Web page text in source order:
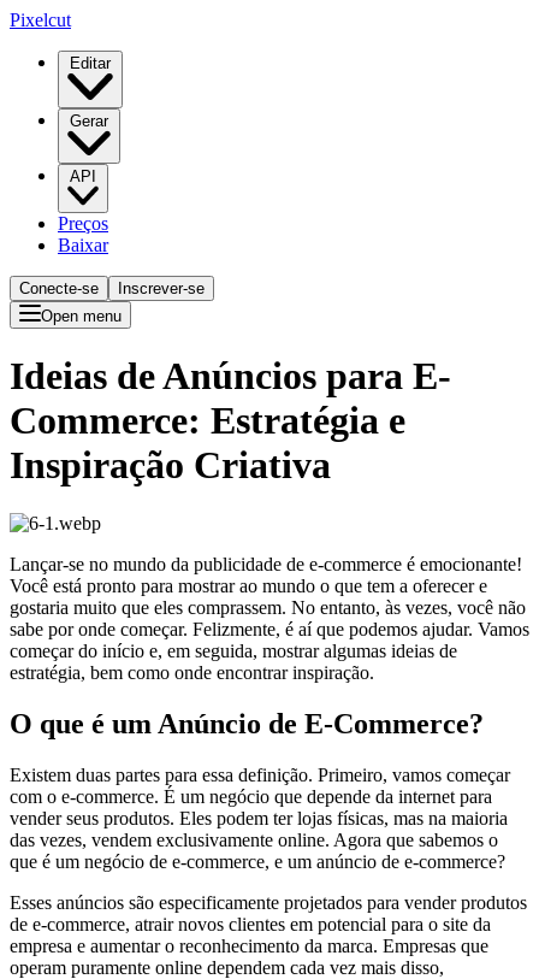
Pixelcut
Editar
Gerar
API
Preços
Baixar
Conecte-se
Inscrever-se
Open menu
Ideias de Anúncios para E-
Commerce: Estratégia e
Inspiração Criativa
Lançar-se no mundo da publicidade de e-commerce é emocionante!
Você está pronto para mostrar ao mundo o que tem a oferecer e
gostaria muito que eles comprassem. No entanto, às vezes, você não
sabe por onde começar. Felizmente, é aí que podemos ajudar. Vamos
começar do início e, em seguida, mostrar algumas ideias de
estratégia, bem como onde encontrar inspiração.
O que é um Anúncio de E-Commerce?
Existem duas partes para essa definição. Primeiro, vamos começar
com o e-commerce. É um negócio que depende da internet para
vender seus produtos. Eles podem ter lojas físicas, mas na maioria
das vezes, vendem exclusivamente online. Agora que sabemos o
que é um negócio de e-commerce, e um anúncio de e-commerce?
Esses anúncios são especificamente projetados para vender produtos
de e-commerce, atrair novos clientes em potencial para o site da
empresa e aumentar o reconhecimento da marca. Empresas que
operam puramente online dependem cada vez mais disso,